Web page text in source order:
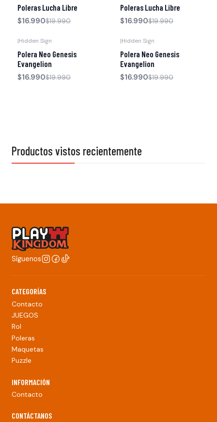
Poleras Lucha Libre
$16.990$19.990
Poleras Lucha Libre
$16.990$19.990
|Hidden Sign
Polera Neo Genesis
Evangelion
$16.990$19.990
|Hidden Sign
Polera Neo Genesis
Evangelion
$16.990$19.990
Productos vistos recientemente
Síguenos
CATEGORÍAS
Contacto
JUEGOS
Rol
Poleras
Maquetas
Puzzle
INFORMACIÓN
Contacto
CONTÁCTANOS